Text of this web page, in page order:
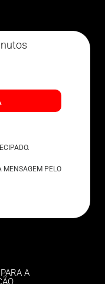
MENSAGEM PELO
A